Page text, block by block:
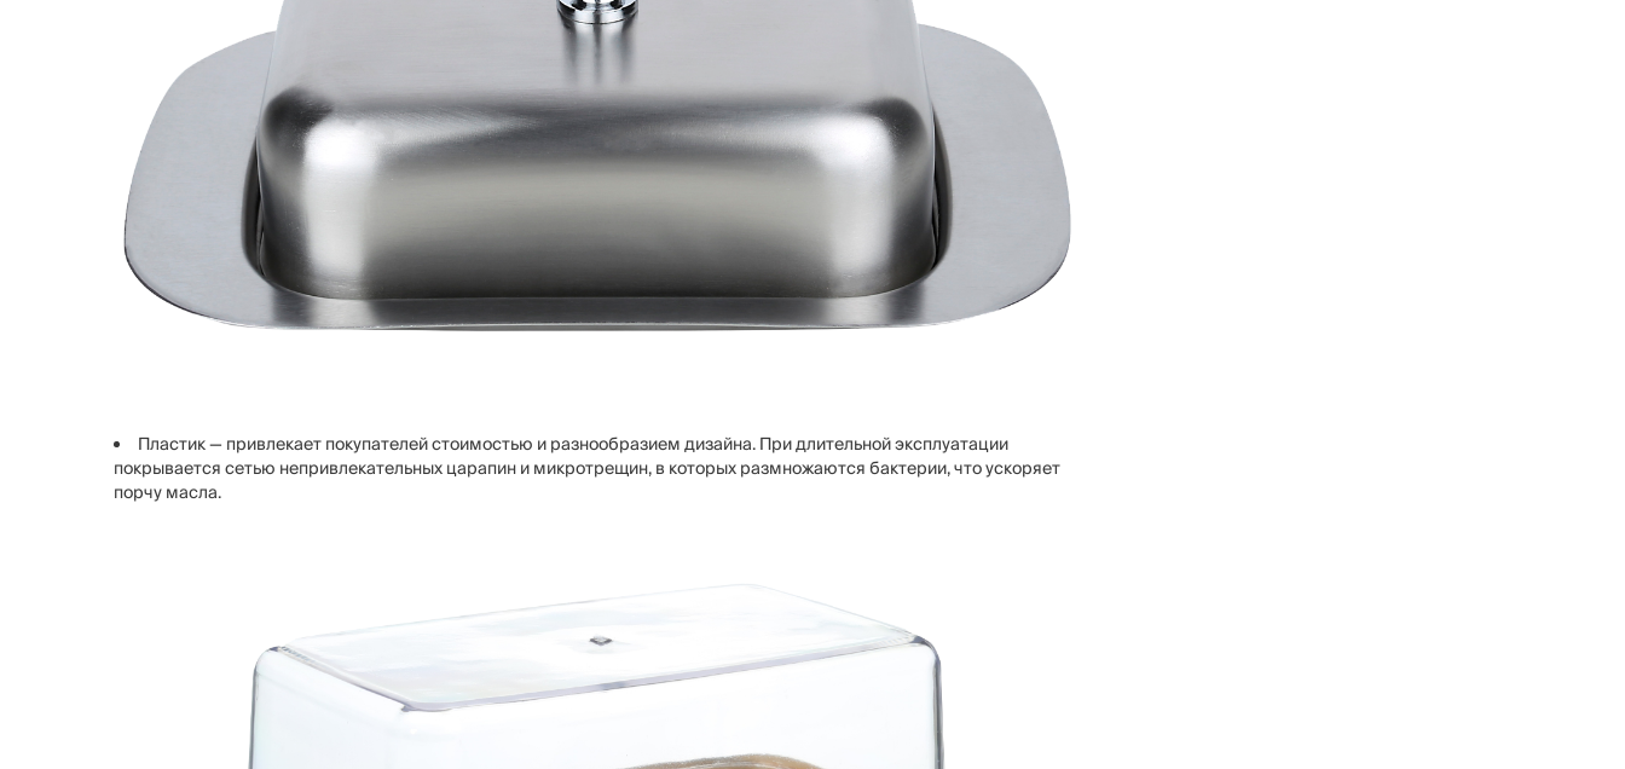
Пластик — привлекает покупателей стоимостью и разнообразием дизайна. При длительной эксплуатации
покрывается сетью непривлекательных царапин и микротрещин, в которых размножаются бактерии, что ускоряет
порчу масла.